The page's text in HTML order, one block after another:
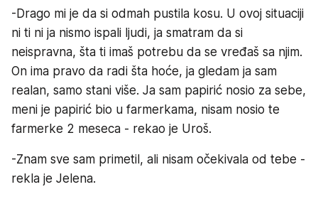
-Drago mi je da si odmah pustila kosu. U ovoj situaciji
ni ti ni ja nismo ispali ljudi, ja smatram da si
neispravna, šta ti imaš potrebu da se vređaš sa njim.
On ima pravo da radi šta hoće, ja gledam ja sam
realan, samo stani više. Ja sam papirić nosio za sebe,
meni je papirić bio u farmerkama, nisam nosio te
farmerke 2 meseca - rekao je Uroš.
-Znam sve sam primetil, ali nisam očekivala od tebe -
rekla je Jelena.